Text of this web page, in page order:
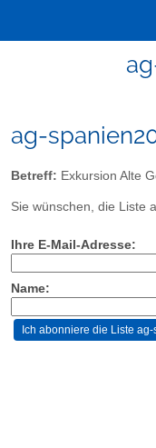
ag-
Betreff: Exkursion Alte
Sie wünschen, die Liste
Ihre E-Mail-Adresse:
Name: